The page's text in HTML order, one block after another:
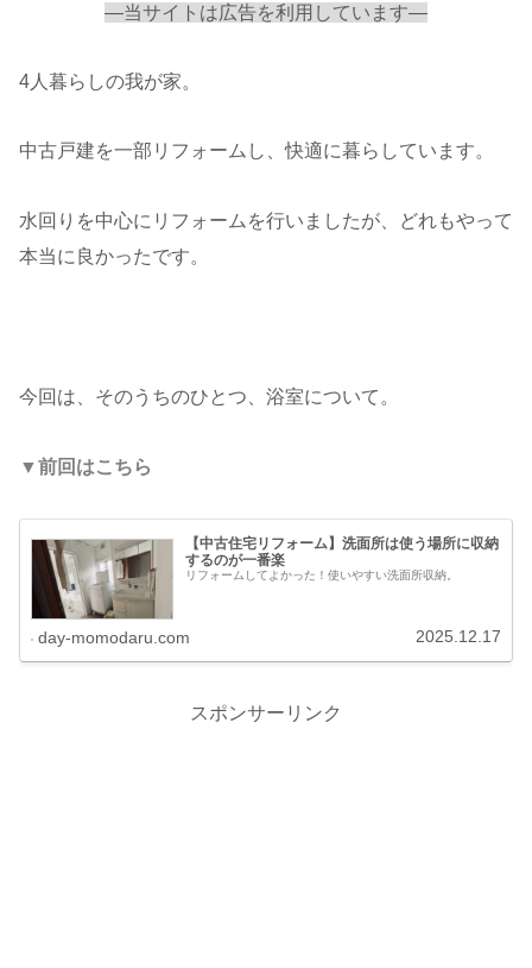
—当サイトは広告を利用しています—
4人暮らしの我が家。
中古戸建を一部リフォームし、快適に暮らしています。
水回りを中心にリフォームを行いましたが、どれもやって
本当に良かったです。
今回は、そのうちのひとつ、浴室について。
▼前回はこちら
【中古住宅リフォーム】洗面所は使う場所に収納
するのが一番楽
リフォームしてよかった！使いやすい洗面所収納。
day-momodaru.com 2025.12.17
スポンサーリンク